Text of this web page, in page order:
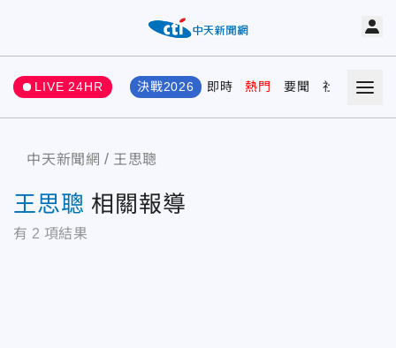
LIVE 24HR 決戰2026 即時 熱門 要聞 社會 娛樂
中天新聞網 王思聰
王思聰 相關報導
有 2 項結果